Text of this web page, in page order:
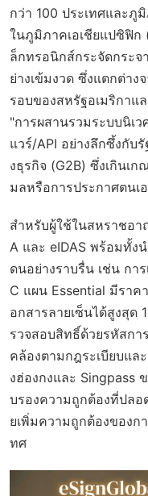
กว่า 100 ประเทศและ
ในภูมิภาคเอเชียแปซิฟิก
ล็กทรอนิกส์กระจัดกระ
ย่างเข้มงวด ซึ่งแตกต่าง
รอบของสหรัฐอเมริกาแ
"การผสานรวมระบบนิเ
แวร์/API อย่างลึกซึ้งกับ
งธุรกิจ (G2B) ซึ่งเกินเ
มลหรือการประกาศตนเ
สำหรับผู้ใช้ในสหราชอา
A และ eIDAS พร้อมทั้ง
ดนอย่างราบรื่น เช่น กา
C แผน Essential มีราค
อกสารลายเซ็นได้สูงสุด
รวจสอบสิทธิ์ด้วยรหัสก
คล้องตามกฎระเบียบแ
งฮ่องกงและ Singpass
บรองความถูกต้องที่ปลอ
ยเพิ่มความถูกต้องของก
ทศ